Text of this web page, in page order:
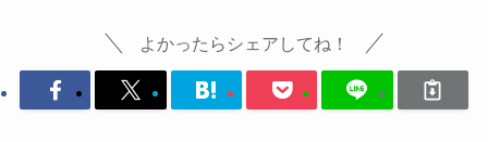
よかったらシェアしてね！